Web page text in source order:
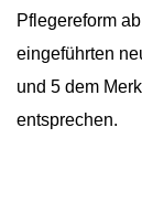
Pflegereform
eingeführten
und 5 dem
entsprechen.